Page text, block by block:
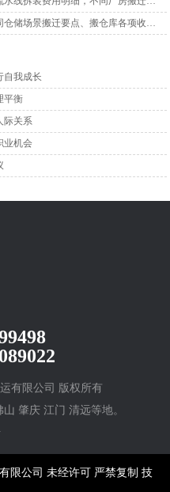
自我成长
平衡
际关系
业机会
有限公司 版权所有
山 肇庆 江门 清远等地。
限公司 未经许可 严禁复制 技